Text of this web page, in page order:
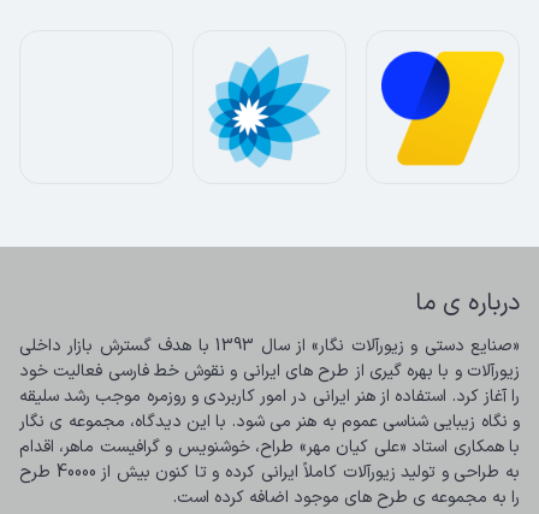
درباره ی ما
را به مجموعه ی طرح های موجود اضافه کرده است.